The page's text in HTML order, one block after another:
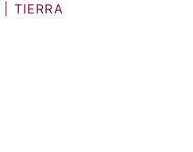
TIERRA